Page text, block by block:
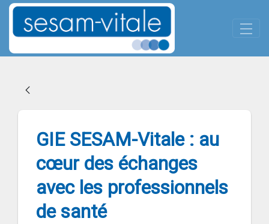
Skip to Main Content
GIE SESAM-Vitale : au cœur
GIE SESAM-Vitale : au
cœur des échanges
avec les professionnels
de santé
Panneau de gestion des cookies